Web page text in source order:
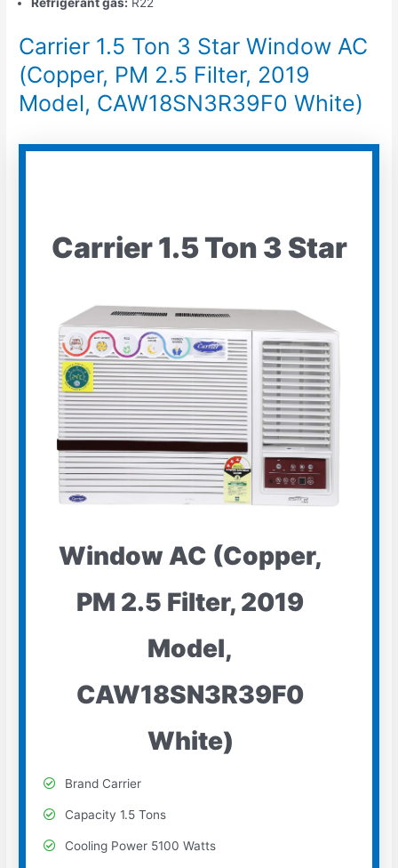
Carrier 1.5 Ton 3 Star Window AC
(Copper, PM 2.5 Filter, 2019
Model, CAW18SN3R39F0 White)
Carrier 1.5 Ton 3 Star
Window AC (Copper,
PM 2.5 Filter, 2019
Model,
CAW18SN3R39F0
White)
Brand Carrier
Capacity 1.5 Tons
Cooling Power 5100 Watts